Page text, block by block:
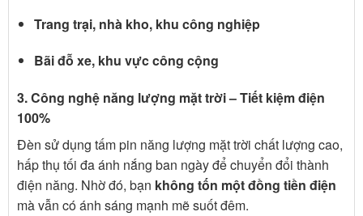
Trang trại, nhà kho, khu công nghiệp
Bãi đỗ xe, khu vực công cộng
3. Công nghệ năng lượng mặt trời – Tiết kiệm điện
100%
Đèn sử dụng tấm pin năng lượng mặt trời chất lượng cao,
hấp thụ tối đa ánh nắng ban ngày để chuyển đổi thành
điện năng. Nhờ đó, bạn không tốn một đồng tiền điện
mà vẫn có ánh sáng mạnh mẽ suốt đêm.